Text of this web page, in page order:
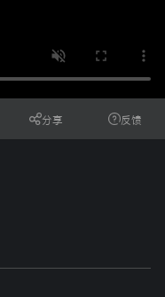
分享 反馈